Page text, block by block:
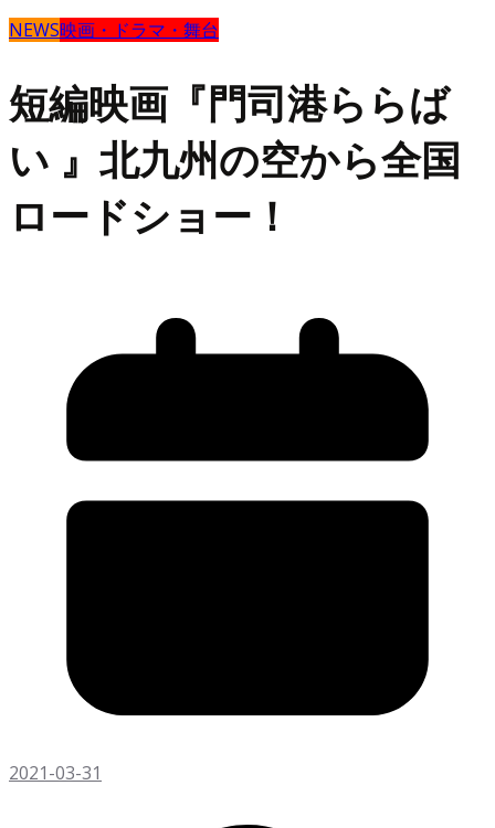
NEWS映画・ドラマ・舞台
短編映画『門司港ららば
い 』北九州の空から全国
ロードショー！
2021-03-31